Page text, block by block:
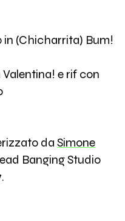
in (Chicharrita) Bum!
Valentina! e rif con
da Simone
Banging Studio